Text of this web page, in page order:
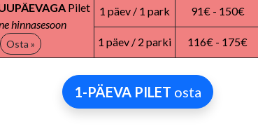
Pilet
hinnasesoon
Osta »
1 päev / 1 park 91€ - 150€
1 päev / 2 parki 116€ - 175€
1-PÄEVA PILET osta